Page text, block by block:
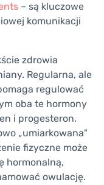
– są kluczowe
komunikacji
zdrowia
Regularna, ale
regulować
oba te hormony
i progesteron.
„umiarkowana"
fizyczne może
hormonalną,
owulację.